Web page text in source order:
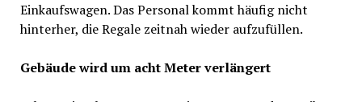
Einkaufswagen. Das Personal kommt häufig nicht
hinterher, die Regale zeitnah wieder aufzufüllen.
Gebäude wird um acht Meter verlängert